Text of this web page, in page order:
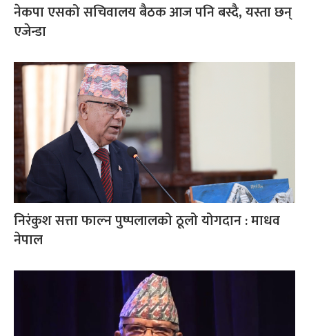
नेकपा एसको सचिवालय बैठक आज पनि बस्दै, यस्ता छन्
एजेन्डा
निरंकुश सत्ता फाल्न पुष्पलालको ठूलो योगदान : माधव
नेपाल